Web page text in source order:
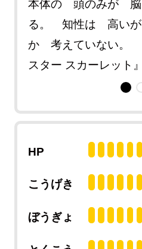
本体の 頭のみが
る。 知性は 高い
か 考えていない。
スター スカーレット
HP
こうげき
ぼうぎょ